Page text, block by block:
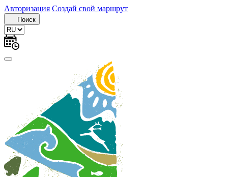
Авторизация Создай свой маршрут
Поиск